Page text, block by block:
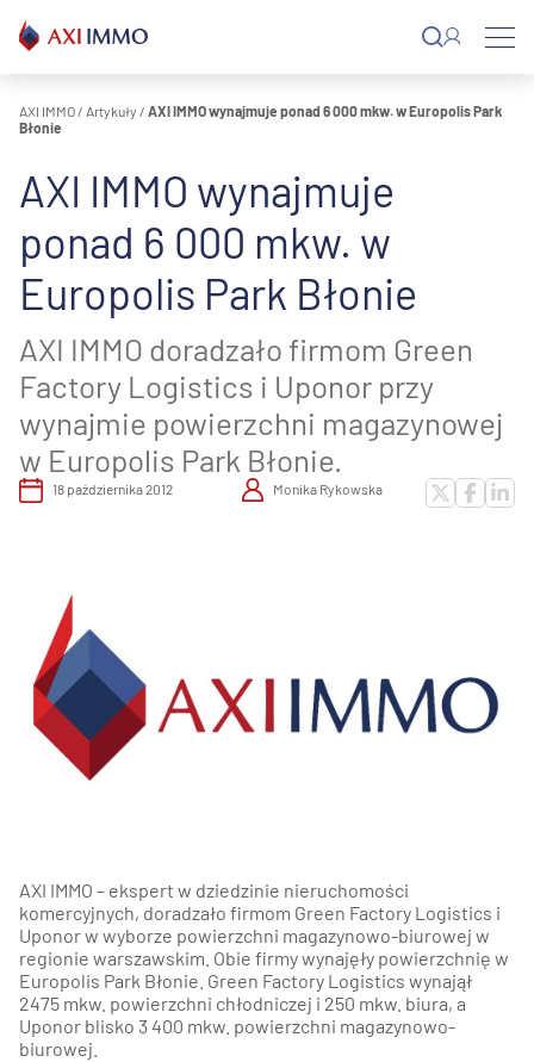
do
treści
AXI IMMO / Artykuły / AXI IMMO wynajmuje ponad 6 000 mkw. w Europolis Park
Błonie
AXI IMMO wynajmuje
ponad 6 000 mkw. w
Europolis Park Błonie
AXI IMMO doradzało firmom Green
Factory Logistics i Uponor przy
wynajmie powierzchni magazynowej
w Europolis Park Błonie.
18 października 2012 Monika Rykowska
AXI IMMO – ekspert w dziedzinie nieruchomości
komercyjnych, doradzało firmom Green Factory Logistics i
Uponor w wyborze powierzchni magazynowo-biurowej w
regionie warszawskim. Obie firmy wynajęły powierzchnię w
Europolis Park Błonie. Green Factory Logistics wynajął
2475 mkw. powierzchni chłodniczej i 250 mkw. biura, a
Uponor blisko 3 400 mkw. powierzchni magazynowo-
biurowej.